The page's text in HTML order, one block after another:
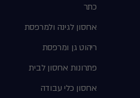
כתר
אחסון לגינה ולמרפסת
ריהוט גן ומרפסת
פתרונות אחסון לבית
אחסון כלי עבודה